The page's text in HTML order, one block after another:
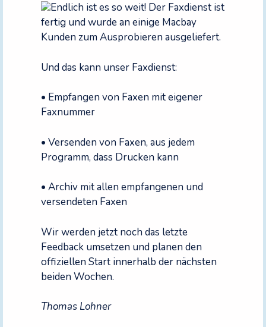
Endlich ist es so weit! Der Faxdienst ist
fertig und wurde an einige Macbay
Kunden zum Ausprobieren ausgeliefert.
Und das kann unser Faxdienst:
• Empfangen von Faxen mit eigener
Faxnummer
• Versenden von Faxen, aus jedem
Programm, dass Drucken kann
• Archiv mit allen empfangenen und
versendeten Faxen
Wir werden jetzt noch das letzte
Feedback umsetzen und planen den
offiziellen Start innerhalb der nächsten
beiden Wochen.
Thomas Lohner